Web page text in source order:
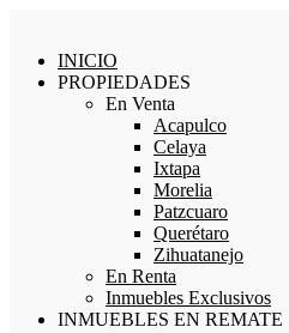
INICIO
PROPIEDADES
En Venta
Acapulco
Celaya
Ixtapa
Morelia
Patzcuaro
Querétaro
Zihuatanejo
En Renta
Inmuebles Exclusivos
INMUEBLES EN REMATE